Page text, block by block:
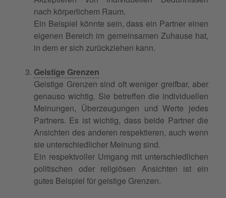
nach körperlichem Raum.
Ein Beispiel könnte sein, dass ein Partner einen
eigenen Bereich im gemeinsamen Zuhause hat,
in dem er sich zurückziehen kann.
Geistige Grenzen
Geistige Grenzen sind oft weniger greifbar, aber
genauso wichtig. Sie betreffen die individuellen
Meinungen, Überzeugungen und Werte jedes
Partners. Es ist wichtig, dass beide Partner die
Ansichten des anderen respektieren, auch wenn
sie unterschiedlicher Meinung sind.
Ein respektvoller Umgang mit unterschiedlichen
politischen oder religiösen Ansichten ist ein
gutes Beispiel für geistige Grenzen.